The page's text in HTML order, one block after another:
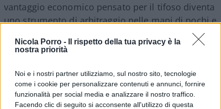
Nicola Porro -
Il rispetto della tua privacy è la
nostra priorità
Noi e i nostri partner utilizziamo, sul nostro sito, tecnologie
come i cookie per personalizzare contenuti e annunci, fornire
funzionalità per social media e analizzare il nostro traffico.
Facendo clic di seguito si acconsente all'utilizzo di questa
vantaggio economico pensato per il tifoso diventa
uno strumento di arbitraggio nelle mani di pochi e
la società perde ricavi che altrimenti incasserebbe
direttamente attraverso la vendita ufficiale dei
tutelarsi può essere comprensibile.
Il chiarimento di Suwarso attenua la misura, ma